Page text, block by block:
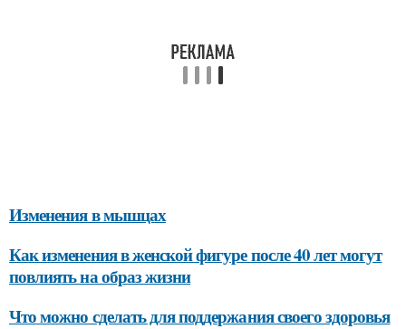
Изменения в мышцах
Как изменения в женской фигуре после 40 лет могут
повлиять на образ жизни
Что можно сделать для поддержания своего здоровья